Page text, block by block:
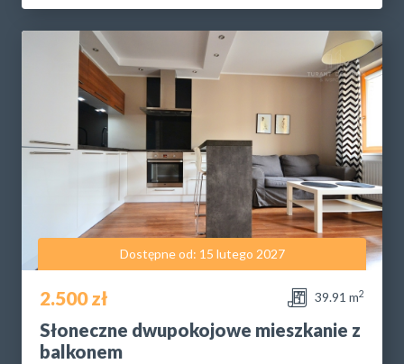
Dostępne od: 15 lutego 2027
2.500 zł 39.91 m2
Słoneczne dwupokojowe mieszkanie z
balkonem